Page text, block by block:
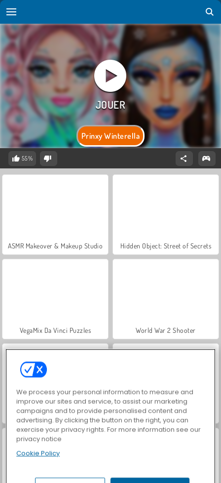
Prinxy Winterella
55%
ASMR Makeover & Makeup Studio Hidden Object: Street of Secrets
VegaMix Da Vinci Puzzles World War 2 Shooter
Farm Merge Valley Car Parking City Duel
We process your personal information to measure and
improve our sites and service, to assist our marketing
campaigns and to provide personalised content and
advertising. By clicking the button on the right, you can
exercise your privacy rights. For more information see our
privacy notice
Cookie Policy